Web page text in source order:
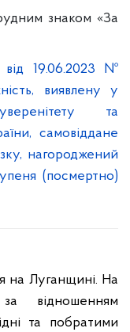
знаком «За
від 19.06.2023 №
виявлену у
та
самовіддане
нагороджений
(посмертно)
на Луганщині. На
відношенням
та побратими